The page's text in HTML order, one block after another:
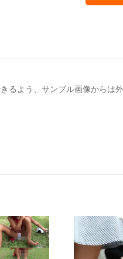
よう、サンプル画像からは外